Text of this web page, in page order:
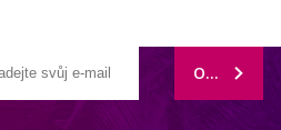
ODEBÍRAT